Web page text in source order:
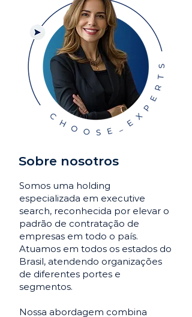
Sobre nosotros
Somos uma holding
especializada em executive
search, reconhecida por elevar o
padrão de contratação de
empresas em todo o país.
Atuamos em todos os estados do
Brasil, atendendo organizações
de diferentes portes e
segmentos.
Nossa abordagem combina